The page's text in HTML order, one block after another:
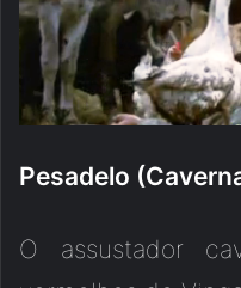
Pesadelo
O assustador